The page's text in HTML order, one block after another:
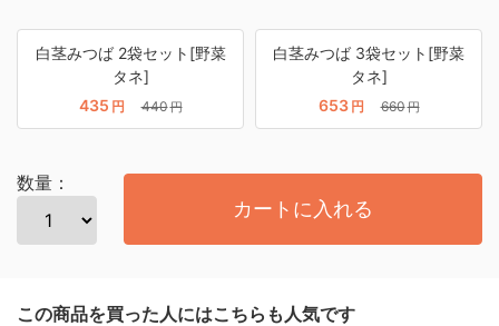
白茎みつば 2袋セット[野菜
タネ]
435 円 440円
白茎みつば 3袋セット[野菜
タネ]
653 円 660円
数量：
カートに入れる
この商品を買った人にはこちらも人気です